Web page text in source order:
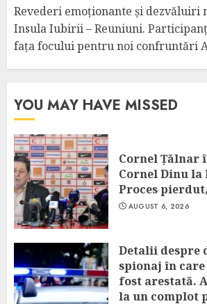
Revederi emoționante și dezvăluiri
Insula Iubirii – Reuniuni.
fața focului pentru noi confruntări
YOU MAY HAVE MISSED
Cornel Țălnar
Cornel Dinu la
Proces
AUGUST 6, 2026
Detalii despre
spionaj în
fost arestată.
la un complot